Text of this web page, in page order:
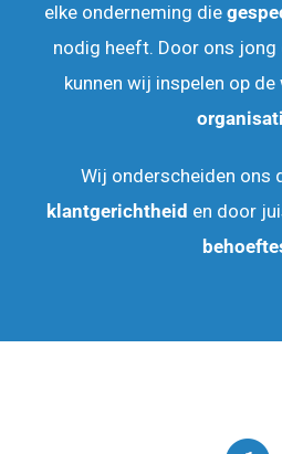
elke onderneming die
nodig heeft. Door ons jong
kunnen wij inspelen op de
Wij onderscheiden ons
klantgerichtheid en door